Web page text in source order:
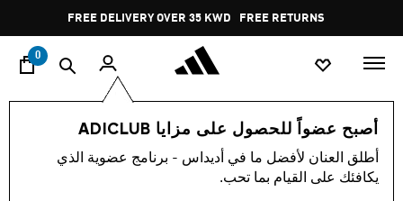
Pause
promotion
rotation
FREE DELIVERY OVER 35 KWD FREE RETURNS
0
أصبح عضواً للحصول على مزايا ADICLUB
أطلق العنان لأفضل ما في أديداس - برنامج عضوية الذي
يكافئك على القيام بما تحب.
اسلوب حياة العلامات التجارية أوريجينالز إكسسوارات
-30%